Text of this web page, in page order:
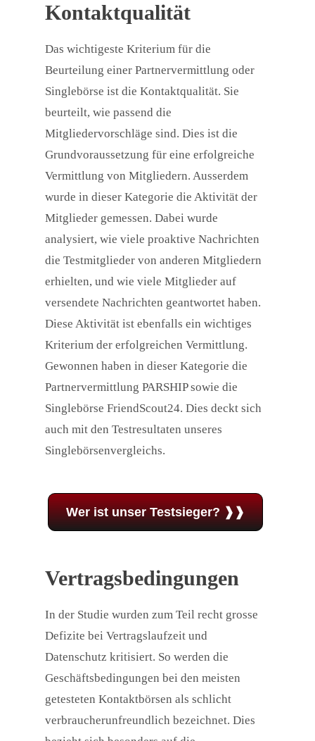
Kontaktqualität
Das wichtigeste Kriterium für die
Beurteilung einer Partnervermittlung oder
Singlebörse ist die Kontaktqualität. Sie
beurteilt, wie passend die
Mitgliedervorschläge sind. Dies ist die
Grundvoraussetzung für eine erfolgreiche
Vermittlung von Mitgliedern. Ausserdem
wurde in dieser Kategorie die Aktivität der
Mitglieder gemessen. Dabei wurde
analysiert, wie viele proaktive Nachrichten
die Testmitglieder von anderen Mitgliedern
erhielten, und wie viele Mitglieder auf
versendete Nachrichten geantwortet haben.
Diese Aktivität ist ebenfalls ein wichtiges
Kriterium der erfolgreichen Vermittlung.
Gewonnen haben in dieser Kategorie die
Partnervermittlung PARSHIP sowie die
Singlebörse FriendScout24. Dies deckt sich
auch mit den Testresultaten unseres
Singlebörsenvergleichs.
Wer ist unser Testsieger? ❱❱
Vertragsbedingungen
In der Studie wurden zum Teil recht grosse
Defizite bei Vertragslaufzeit und
Datenschutz kritisiert. So werden die
Geschäftsbedingungen bei den meisten
getesteten Kontaktbörsen als schlicht
verbraucherunfreundlich bezeichnet. Dies